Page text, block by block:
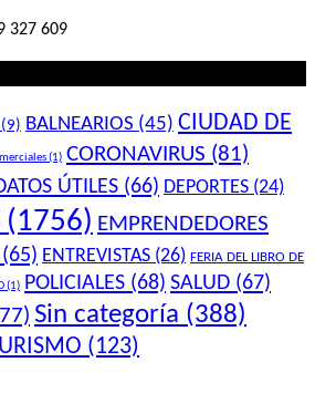
327 609
(9) BALNEARIOS (45) CIUDAD DE
(1) CORONAVIRUS (81)
ÚTILES (66) DEPORTES (24)
(1756) EMPRENDEDORES
(65) ENTREVISTAS (26) FERIA DEL LIBRO DE
(1) POLICIALES (68) SALUD (67)
Sin categoría (388)
(123)